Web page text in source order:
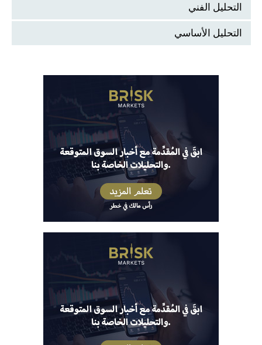
التحليل الفني
التحليل الأساسي